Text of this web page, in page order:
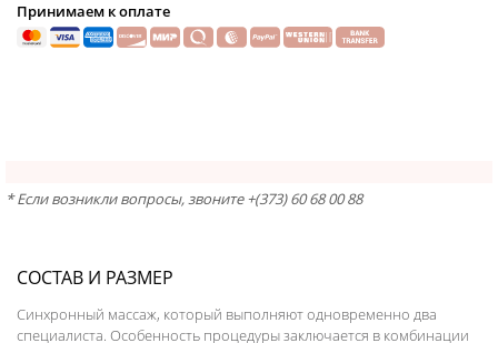
Принимаем к оплате
* Если возникли вопросы, звоните +(373) 60 68 00 88
СОСТАВ И РАЗМЕР
Cинхронный массаж, который выполняют одновременно два
специалиста. Особенность процедуры заключается в комбинации